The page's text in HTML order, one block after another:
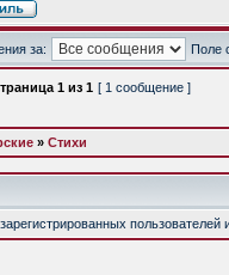
за: Поле
1 из 1 [ 1 сообщение ]
» Стихи
пользователей